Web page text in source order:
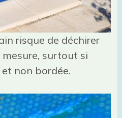
risque de déchirer
surtout si
non bordée.